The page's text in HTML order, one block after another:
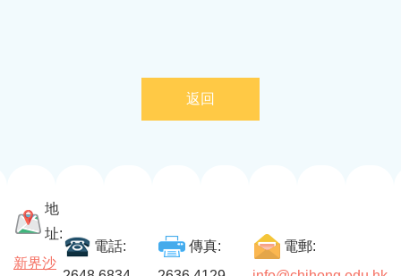
返回
地
址:
新界沙
電話:
傳真:
電郵: